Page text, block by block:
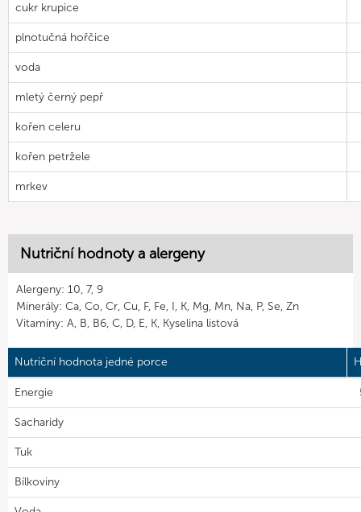
cukr krupice
plnotučná hořčice
voda
mletý černý pepř
kořen celeru
kořen petržele
mrkev
Nutriční hodnoty a alergeny
Alergeny: 10, 7, 9
Minerály: Ca, Co, Cr, Cu, F, Fe, I, K, Mg, Mn, Na, P, Se, Zn
Vitamíny: A, B, B6, C, D, E, K, Kyselina listová
Nutriční hodnota jedné porce
Energie
Sacharidy
Tuk
Bílkoviny